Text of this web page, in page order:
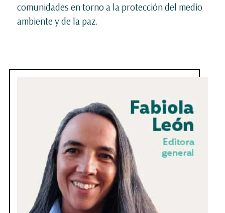
comunidades en torno a la protección del medio
ambiente y de la paz.